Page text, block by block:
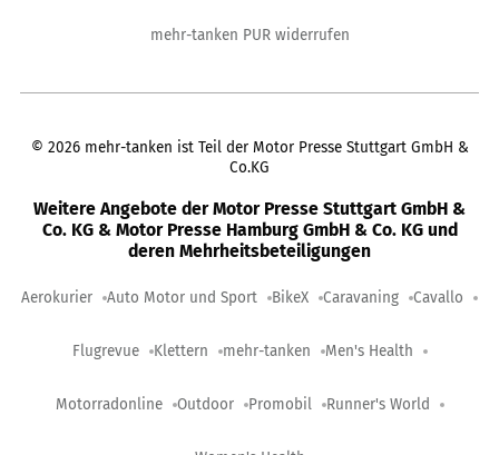
mehr-tanken PUR widerrufen
© 2026 mehr-tanken ist Teil der Motor Presse Stuttgart GmbH &
Co.KG
Weitere Angebote der Motor Presse Stuttgart GmbH &
Co. KG & Motor Presse Hamburg GmbH & Co. KG und
deren Mehrheitsbeteiligungen
Aerokurier Auto Motor und Sport BikeX Caravaning Cavallo
Flugrevue Klettern mehr-tanken Men's Health
Motorradonline Outdoor Promobil Runner's World